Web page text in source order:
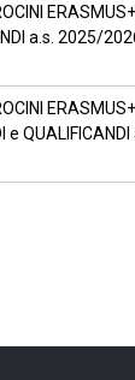
a.s. 2025/
e